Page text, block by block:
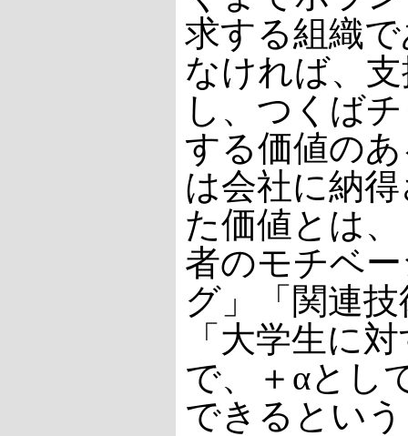
求する組織
なければ、
し、つくば
する価値の
は会社に納
た価値とは
者のモチベ
グ」「関連
「大学生に
で、＋αとし
できるとい